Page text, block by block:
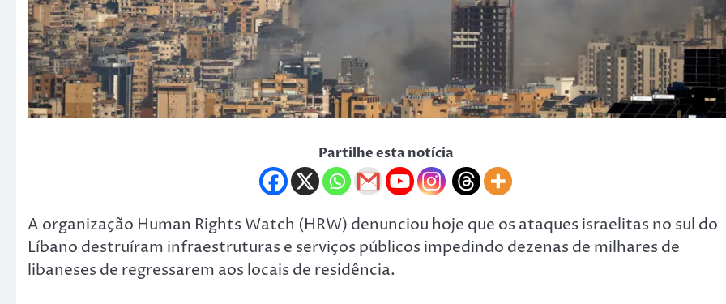
Partilhe esta notícia
A organização Human Rights Watch (HRW) denunciou hoje que os ataques israelitas no sul do
Líbano destruíram infraestruturas e serviços públicos impedindo dezenas de milhares de
libaneses de regressarem aos locais de residência.